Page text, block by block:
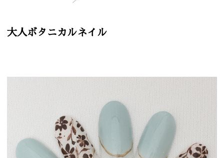
大人ボタニカルネイル